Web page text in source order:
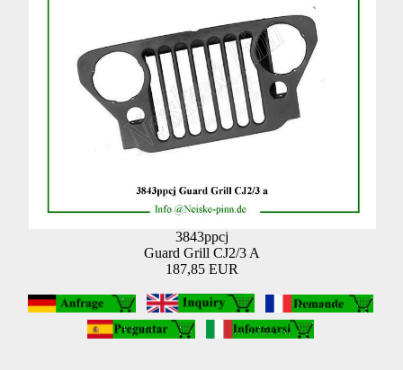
3843ppcj
Guard Grill CJ2/3 A
187,85 EUR